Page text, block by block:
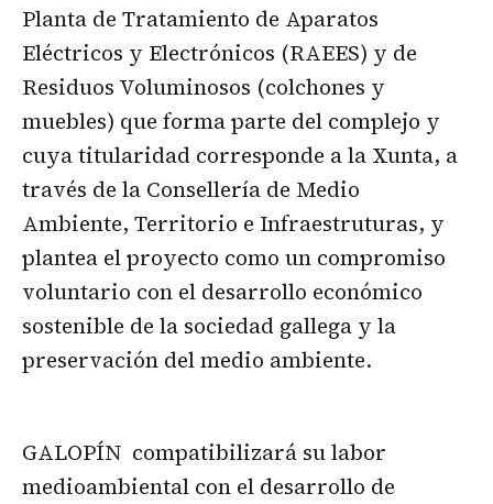
Planta de Tratamiento de Aparatos
Eléctricos y Electrónicos (RAEES) y de
Residuos Voluminosos (colchones y
muebles) que forma parte del complejo y
cuya titularidad corresponde a la Xunta, a
través de la Consellería de Medio
Ambiente, Territorio e Infraestruturas, y
plantea el proyecto como un compromiso
voluntario con el desarrollo económico
sostenible de la sociedad gallega y la
preservación del medio ambiente.
GALOPÍN compatibilizará su labor
medioambiental con el desarrollo de